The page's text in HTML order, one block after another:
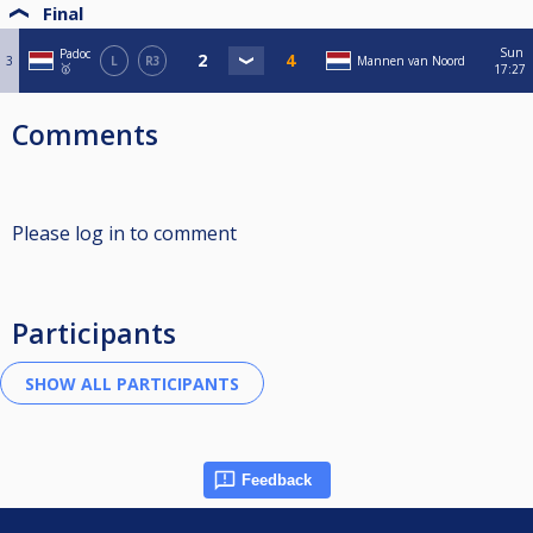
Final
3
Padoc
🥇
L R3 Mannen van Noord
Sun
17:27
Comments
Please log in to comment
Participants
Feedback